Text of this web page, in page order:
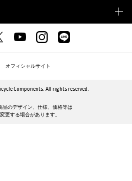
オフィシャルサイト
Components. All rights reserved.
品のデザイン、仕様、価格等は
更する場合があります。